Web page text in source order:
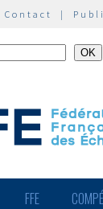
Contact |
FFE